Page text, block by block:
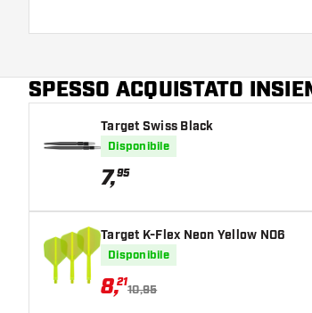
SPESSO ACQUISTATO
Target Swiss Black
Disponibile
7,95
Target K-Flex Neon Yellow NO6
Disponibile
8,21
10,95